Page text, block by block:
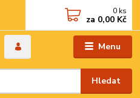
Menu
Hledat
0 ks
za 0,00 Kč